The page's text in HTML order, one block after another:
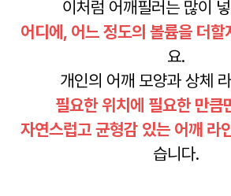
이처럼 어깨필러는 많이
어디에, 어느 정도의 볼륨을 더할
요.
개인의 어깨 모양과 상체
필요한 위치에 필요한 만큼
자연스럽고 균형감 있는 어깨 라
습니다.